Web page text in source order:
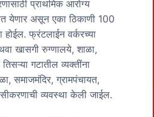
प्राथमिक आरोग्य
येणार असून एका ठिकाणी 100
फ्रंटलाईन वर्करच्या
खासगी रुग्णालये, शाळा,
गटातील व्यक्तींना
समाजमंदिर, ग्रामपंचायत,
व्यवस्था केली जाईल.